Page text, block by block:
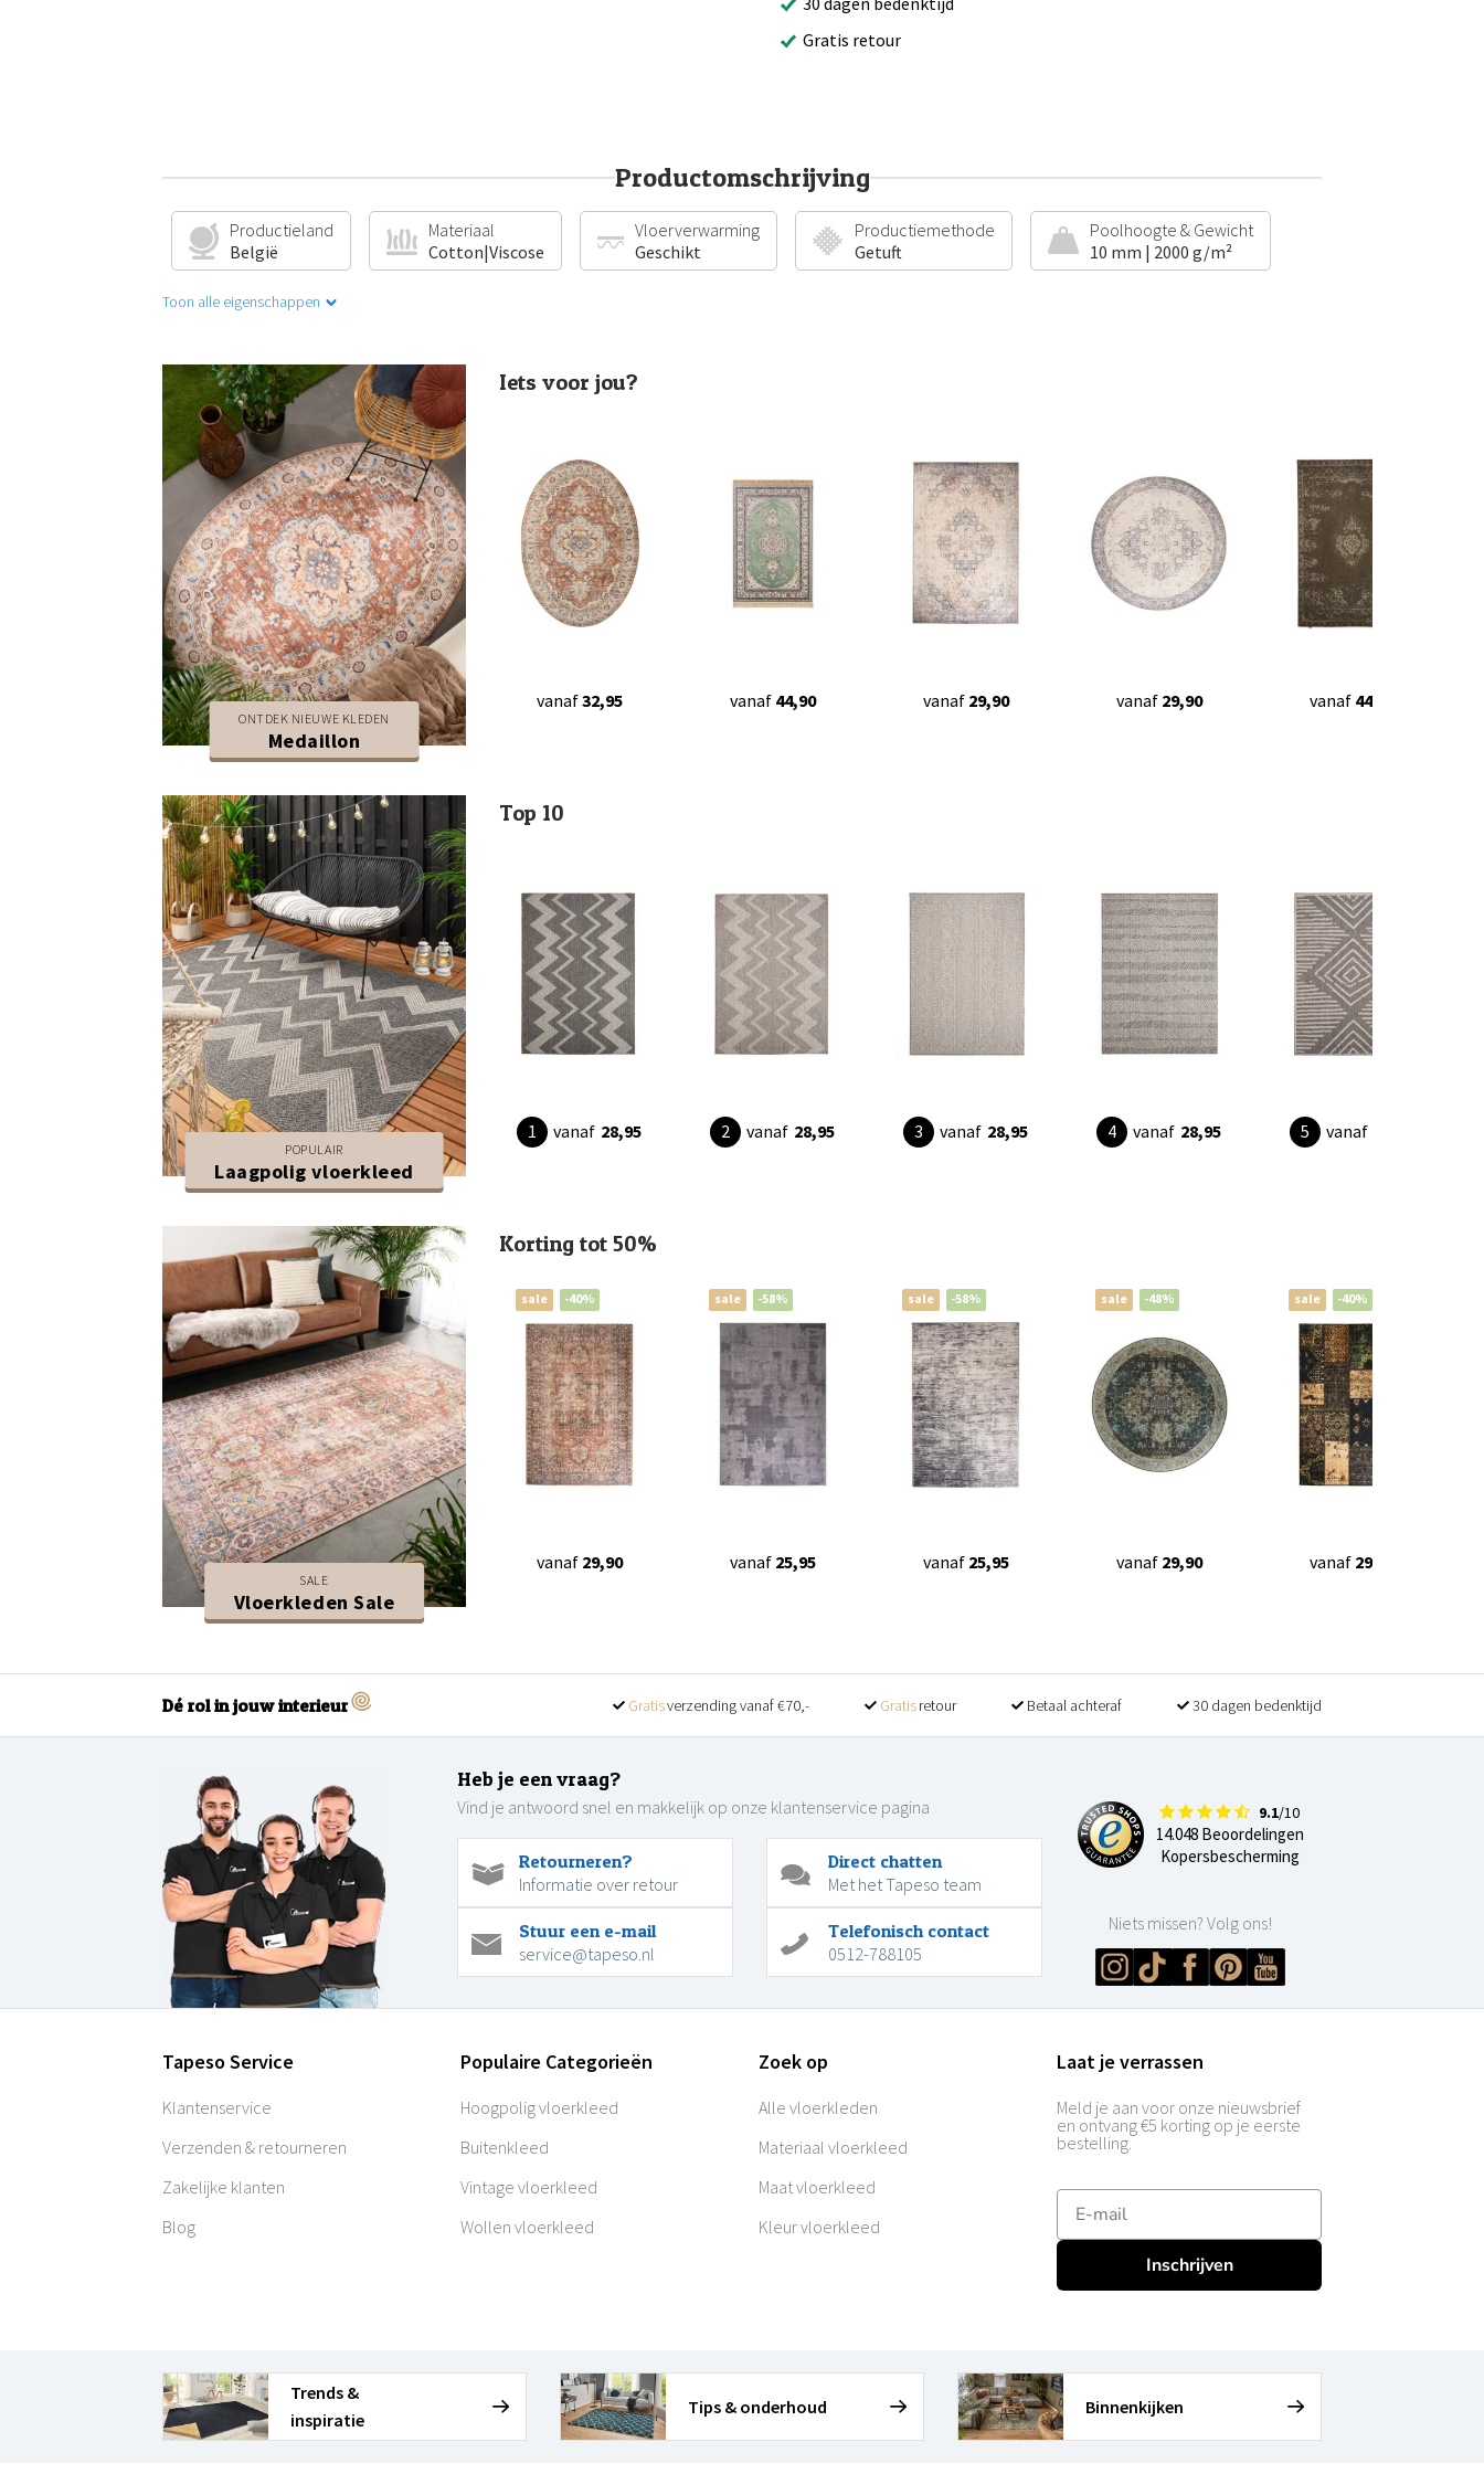
Gratis retour
Productomschrijving
Productieland
België
Materiaal
Cotton|Viscose
Vloerverwarming
Geschikt
Productiemethode
Getuft
Poolhoogte & Gewicht
10 mm | 2000 g/m²
Toon alle eigenschappen
ONTDEK NIEUWE KLEDEN
Medaillon
Iets voor jou?
vanaf32,95 vanaf 44,90 vanaf 29,90 vanaf 29,90 vanaf 44,95
POPULAIR
Laagpolig vloerkleed
Top 10
vanaf 28,95 vanaf 28,95 vanaf 28,95 vanaf 28,95 vanaf
SALE
Vloerkleden Sale
Korting tot 50%
sale -40%
vanaf 29,90
sale -58%
vanaf 25,95
sale -58%
vanaf 25,95
sale -48%
vanaf 29,90
sale -40%
vanaf 29,90
Dé rol in jouw interieur Gratisverzending vanaf €70,- Gratisretour Betaal achteraf 30 dagen bedenktijd
Heb je een vraag?
Vind je antwoord snel en makkelijk op onze klantenservice pagina
Retourneren?
Informatie over retour
Direct chatten
Met het Tapeso team
Stuur een e-mail
service@tapeso.nl
Telefonisch contact
0512-788105
9.1/10
14.048 Beoordelingen
Kopersbescherming
Niets missen? Volg ons!
Tapeso Service
Klantenservice
Verzenden & retourneren
Zakelijke klanten
Blog
Populaire Categorieën
Hoogpolig vloerkleed
Buitenkleed
Vintage vloerkleed
Wollen vloerkleed
Zoek op
Alle vloerkleden
Materiaal vloerkleed
Maat vloerkleed
Kleur vloerkleed
Laat je verrassen
Meld je aan voor onze nieuwsbrief
en ontvang €5 korting op je eerste
bestelling.
E-mailadres
Inschrijven
Trends &
inspiratie
Tips & onderhoud Binnenkijken